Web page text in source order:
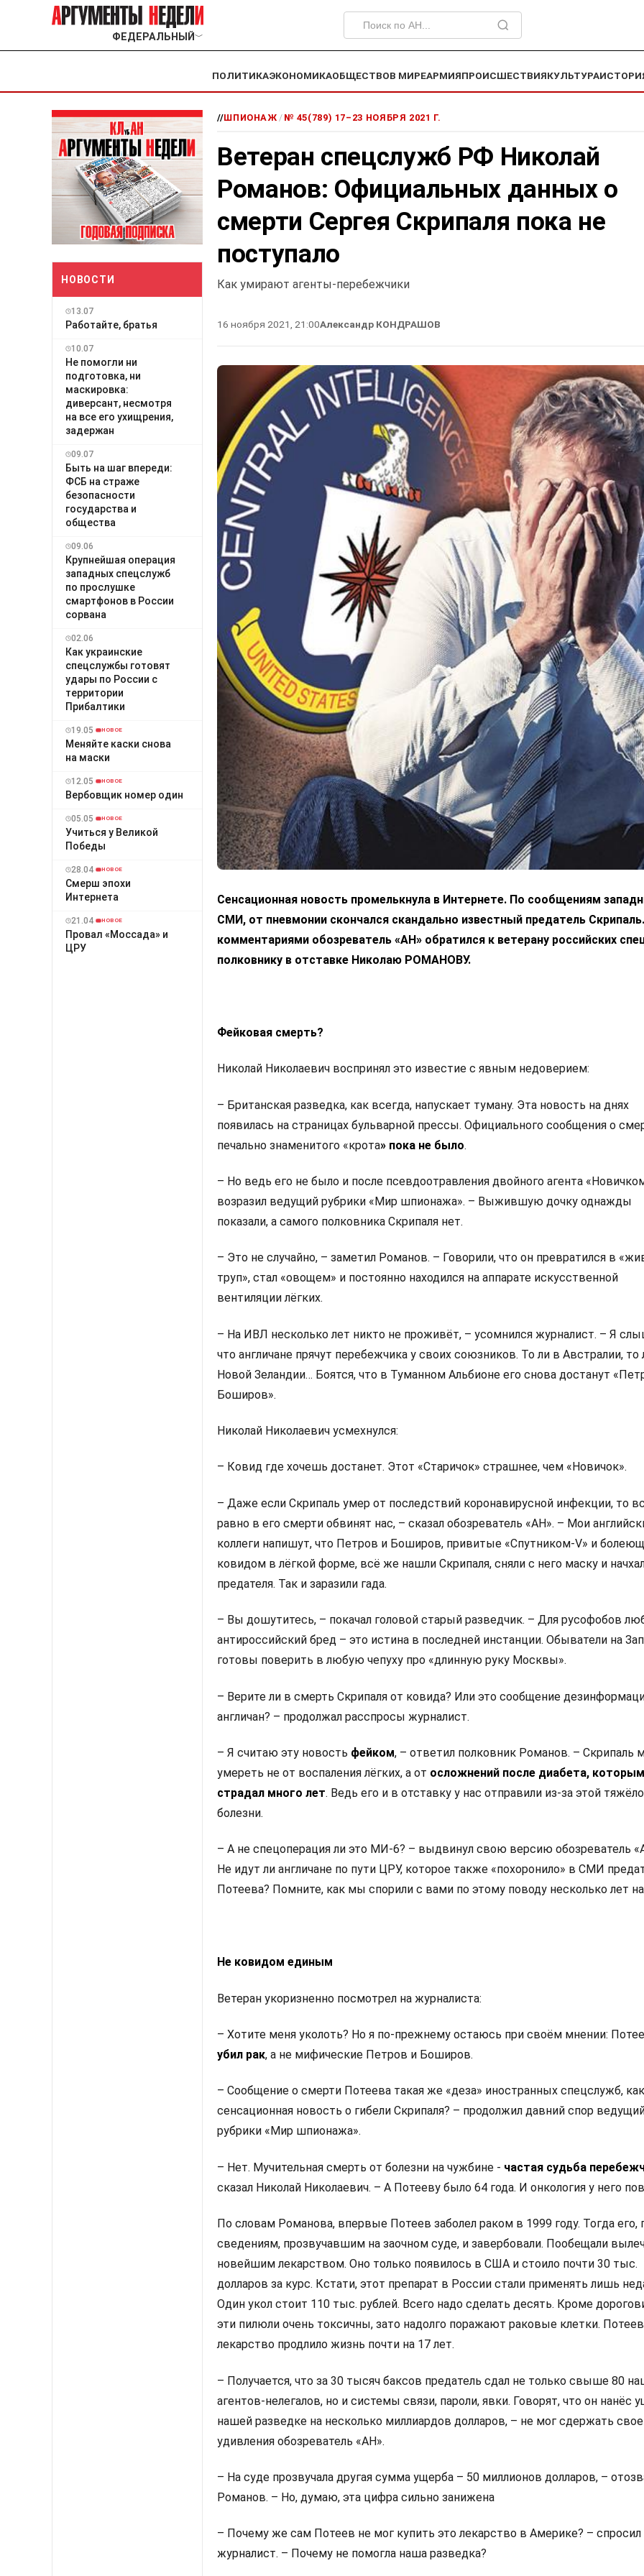
ФЕДЕРАЛЬНЫЙ ﹀
ПОЛИТИКАЭКОНОМИКАОБЩЕСТВОВ МИРЕАРМИЯПРОИСШЕСТВИЯКУЛЬТУРА
НОВОСТИ
13.07
Работайте, братья
10.07
Не помогли ни
подготовка, ни
маскировка:
диверсант, несмотря
на все его ухищрения,
задержан
09.07
Быть на шаг впереди:
ФСБ на страже
безопасности
государства и
общества
09.06
Крупнейшая операция
западных спецслужб
по прослушке
смартфонов в России
сорвана
02.06
Как украинские
спецслужбы готовят
удары по России с
территории
Прибалтики
19.05 НОВОЕ
Меняйте каски снова
на маски
12.05 НОВОЕ
Вербовщик номер один
05.05 НОВОЕ
Учиться у Великой
Победы
28.04 НОВОЕ
Смерш эпохи
Интернета
21.04 НОВОЕ
Провал «Моссада» и
ЦРУ
//ШПИОНАЖ / № 45(789) 17–23 НОЯБРЯ 2021 Г.
Ветеран спецслужб РФ Николай
Романов: Официальных данных о
смерти Сергея Скрипаля пока не
поступало
Как умирают агенты-перебежчики
16 ноября 2021, 21:00Александр КОНДРАШОВ
Сенсационная новость промелькнула в Интернете. По сообщениям
СМИ, от пневмонии скончался скандально известный предатель
комментариями обозреватель «АН» обратился к ветерану российских
полковнику в отставке Николаю РОМАНОВУ.
Фейковая смерть?
Николай Николаевич воспринял это известие с явным недоверием:
– Британская разведка, как всегда, напускает туману. Эта новость на днях
появилась на страницах бульварной прессы. Официального сообщения о
печально знаменитого «крота» пока не было.
– Но ведь его не было и после псевдоотравления двойного агента
возразил ведущий рубрики «Мир шпионажа». – Выжившую дочку однажды
показали, а самого полковника Скрипаля нет.
– Это не случайно, – заметил Романов. – Говорили, что он превратился в
труп», стал «овощем» и постоянно находился на аппарате искусственной
вентиляции лёгких.
– На ИВЛ несколько лет никто не проживёт, – усомнился журналист. – Я
что англичане прячут перебежчика у своих союзников. То ли в Австралии, то
Новой Зеландии… Боятся, что в Туманном Альбионе его снова достанут
Боширов».
Николай Николаевич усмехнулся:
– Ковид где хочешь достанет. Этот «Старичок» страшнее, чем «Новичок».
– Даже если Скрипаль умер от последствий коронавирусной инфекции, то
равно в его смерти обвинят нас, – сказал обозреватель «АН». – Мои
коллеги напишут, что Петров и Боширов, привитые «Спутником-V» и
ковидом в лёгкой форме, всё же нашли Скрипаля, сняли с него маску и
предателя. Так и заразили гада.
– Вы дошутитесь, – покачал головой старый разведчик. – Для русофобов
антироссийский бред – это истина в последней инстанции. Обыватели на
готовы поверить в любую чепуху про «длинную руку Москвы».
– Верите ли в смерть Скрипаля от ковида? Или это сообщение
англичан? – продолжал расспросы журналист.
– Я считаю эту новость фейком, – ответил полковник Романов. – Скрипаль
умереть не от воспаления лёгких, а от осложнений после диабета,
страдал много лет. Ведь его и в отставку у нас отправили из-за этой
болезни.
– А не спецоперация ли это МИ-6? – выдвинул свою версию обозреватель
Не идут ли англичане по пути ЦРУ, которое также «похоронило» в СМИ
Потеева? Помните, как мы спорили с вами по этому поводу несколько лет
Не ковидом единым
Ветеран укоризненно посмотрел на журналиста:
– Хотите меня уколоть? Но я по-прежнему остаюсь при своём мнении:
убил рак, а не мифические Петров и Боширов.
– Сообщение о смерти Потеева такая же «деза» иностранных спецслужб, как
сенсационная новость о гибели Скрипаля? – продолжил давний спор
рубрики «Мир шпионажа».
– Нет. Мучительная смерть от болезни на чужбине - частая судьба
сказал Николай Николаевич. – А Потееву было 64 года. И онкология у него
По словам Романова, впервые Потеев заболел раком в 1999 году. Тогда его,
сведениям, прозвучавшим на заочном суде, и завербовали. Пообещали
новейшим лекарством. Оно только появилось в США и стоило почти 30 тыс.
долларов за курс. Кстати, этот препарат в России стали применять лишь
Один укол стоит 110 тыс. рублей. Всего надо сделать десять. Кроме
эти пилюли очень токсичны, зато надолго поражают раковые клетки.
лекарство продлило жизнь почти на 17 лет.
– Получается, что за 30 тысяч баксов предатель сдал не только свыше 80
агентов-нелегалов, но и системы связи, пароли, явки. Говорят, что он нанёс
нашей разведке на несколько миллиардов долларов, – не мог сдержать
удивления обозреватель «АН».
– На суде прозвучала другая сумма ущерба – 50 миллионов долларов, –
Романов. – Но, думаю, эта цифра сильно занижена
– Почему же сам Потеев не мог купить это лекарство в Америке? – спросил
журналист. – Почему не помогла наша разведка?